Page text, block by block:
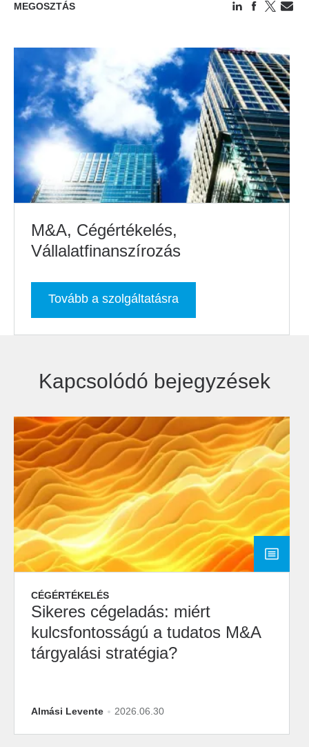
MEGOSZTÁS
M&A, Cégértékelés,
Vállalatfinanszírozás
Tovább a szolgáltatásra
Kapcsolódó bejegyzések
CÉGÉRTÉKELÉS
Sikeres cégeladás: miért
kulcsfontosságú a tudatos M&A
tárgyalási stratégia?
Almási Levente 2026.06.30